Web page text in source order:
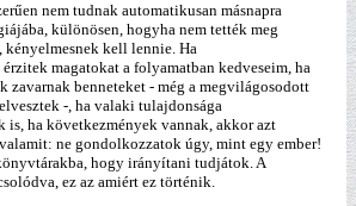
nem tudnak automatikusan másnapra
különösen, hogyha nem tették meg
kell lennie. Ha
magatokat a folyamatban kedveseim, ha
zavarnak benneteket - még a megvilágosodott
-, ha valaki tulajdonsága
ha következmények vannak, akkor azt
ne gondolkozzatok úgy, mint egy ember!
hogy irányítani tudjátok. A
ez az amiért ez történik.